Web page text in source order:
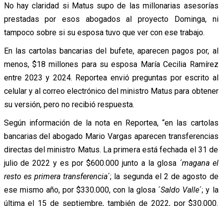
No hay claridad si Matus supo de las millonarias asesorías
prestadas por esos abogados al proyecto Dominga, ni
tampoco sobre si su esposa tuvo que ver con ese trabajo.
En las cartolas bancarias del bufete, aparecen pagos por, al
menos, $18 millones para su esposa María Cecilia Ramírez
entre 2023 y 2024. Reportea envió preguntas por escrito al
celular y al correo electrónico del ministro Matus para obtener
su versión, pero no recibió respuesta.
Según información de la nota en Reportea, “en las cartolas
bancarias del abogado Mario Vargas aparecen transferencias
directas del ministro Matus. La primera está fechada el 31 de
julio de 2022 y es por $600.000 junto a la glosa ´magana el
resto es primera transferencia´; la segunda el 2 de agosto de
ese mismo año, por $330.000, con la glosa ´Saldo Valle´; y la
última el 15 de septiembre, también de 2022, por $30.000.